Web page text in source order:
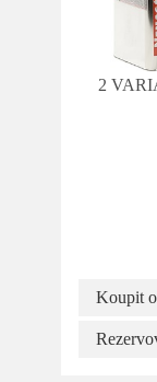
2
Koupit